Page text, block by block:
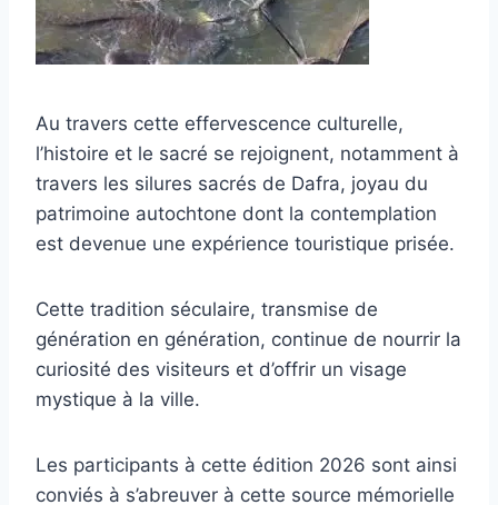
Au travers cette effervescence culturelle,
l’histoire et le sacré se rejoignent, notamment à
travers les silures sacrés de Dafra, joyau du
patrimoine autochtone dont la contemplation
est devenue une expérience touristique prisée.
Cette tradition séculaire, transmise de
génération en génération, continue de nourrir la
curiosité des visiteurs et d’offrir un visage
mystique à la ville.
Les participants à cette édition 2026 sont ainsi
conviés à s’abreuver à cette source mémorielle